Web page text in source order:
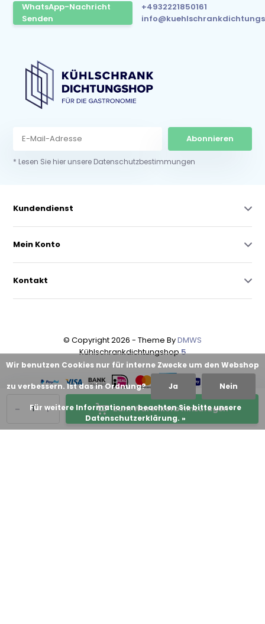
+
- Zum Warenkorb hinzufügen
WhatsApp-Nachricht
Senden
+4932221850161
Abonnieren
* Lesen Sie hier unsere Datenschutzbestimmungen
Kundendienst
Mein Konto
Kontakt
© Copyright 2026 - Theme ByDMWS
Kühlschrankdichtungshop5
Wir benutzen Cookies nur für interne Zwecke um den Webshop
zu verbessern. Ist das in Ordnung? Ja Nein
Für weitere Informationen beachten Sie bitte unsere
Datenschutzerklärung. »